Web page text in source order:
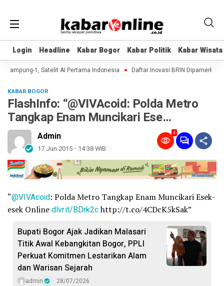
Login Headline Kabar Bogor Kabar Politik Kabar Wisata
Login Headline Kabar Bogor Kabar Politik Kabar Wisata
1, Satelit AI Pertama Indonesia Daftar Inovasi BRIN Dipamerkan
KABAR BOGOR
FlashInfo: “@VIVAcoid: Polda Metro
Tangkap Enam Muncikari Ese…
Admin
17 Jun 2015 - 14:38 WIB
4
“@VIVAcoid: Polda Metro Tangkap Enam Muncikari Esek-
esek Onlinedlvr.it/BDrk2chttp://t.co/4CDcK5kSak”
Bupati Bogor Ajak Jadikan Malasari
Titik Awal Kebangkitan Bogor, PPLI
Perkuat Komitmen Lestarikan Alam
dan Warisan Sejarah
admin 28/07/2026